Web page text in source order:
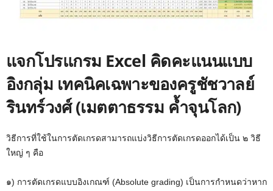
แจกโปรแกรม Excel คิดคะแนนแบบ
อิงกลุ่ม เทคนิคเฉพาะของครูชัชวาลย์
รินทร์วงศ์ (เมตตาธรรม ค้ำจุนโลก)
วิธีการที่ใช้ในการตัดเกรดสามารถแบ่งวิธีการตัดเกรดออกได้เป็น ๒ วิธี
ใหญ่ ๆ คือ
๑) การตัดเกรดแบบอิงเกณฑ์ (Absolute grading) เป็นการกำหนดว่าหาก